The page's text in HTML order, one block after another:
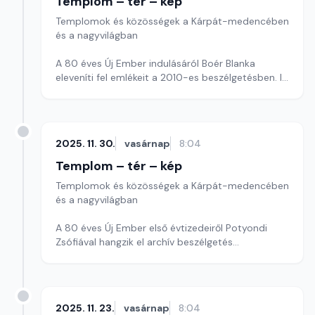
Templomok és közösségek a Kárpát-medencében
és a nagyvilágban
A 80 éves Új Ember indulásáról Boér Blanka
eleveníti fel emlékeit a 2010-es beszélgetésben. I.
2025. 11. 30. vasárnap 8:04
Templom – tér – kép
Templomok és közösségek a Kárpát-medencében
és a nagyvilágban
A 80 éves Új Ember első évtizedeiről Potyondi
Zsófiával hangzik el archív beszélgetés
2025. 11. 23. vasárnap 8:04